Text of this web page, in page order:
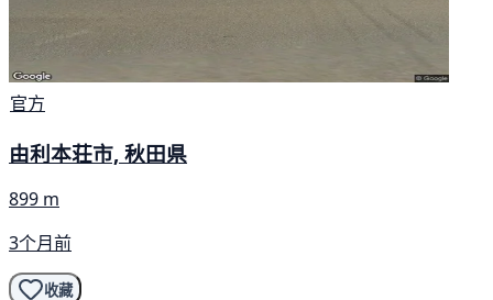
官方
由利本荘市, 秋田県
899 m
3个月前
收藏